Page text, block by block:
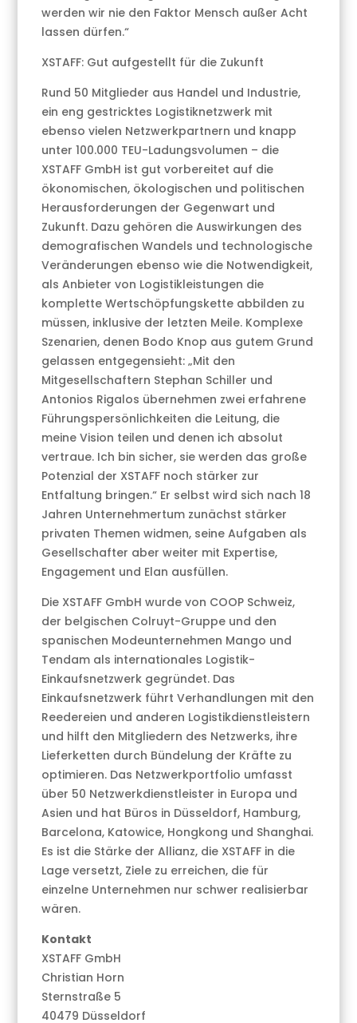
werden wir nie den Faktor Mensch außer Acht
lassen dürfen.“
XSTAFF: Gut aufgestellt für die Zukunft
Rund 50 Mitglieder aus Handel und Industrie,
ein eng gestricktes Logistiknetzwerk mit
ebenso vielen Netzwerkpartnern und knapp
unter 100.000 TEU-Ladungsvolumen – die
XSTAFF GmbH ist gut vorbereitet auf die
ökonomischen, ökologischen und politischen
Herausforderungen der Gegenwart und
Zukunft. Dazu gehören die Auswirkungen des
demografischen Wandels und technologische
Veränderungen ebenso wie die Notwendigkeit,
als Anbieter von Logistikleistungen die
komplette Wertschöpfungskette abbilden zu
müssen, inklusive der letzten Meile. Komplexe
Szenarien, denen Bodo Knop aus gutem Grund
gelassen entgegensieht: „Mit den
Mitgesellschaftern Stephan Schiller und
Antonios Rigalos übernehmen zwei erfahrene
Führungspersönlichkeiten die Leitung, die
meine Vision teilen und denen ich absolut
vertraue. Ich bin sicher, sie werden das große
Potenzial der XSTAFF noch stärker zur
Entfaltung bringen.“ Er selbst wird sich nach 18
Jahren Unternehmertum zunächst stärker
privaten Themen widmen, seine Aufgaben als
Gesellschafter aber weiter mit Expertise,
Engagement und Elan ausfüllen.
Die XSTAFF GmbH wurde von COOP Schweiz,
der belgischen Colruyt-Gruppe und den
spanischen Modeunternehmen Mango und
Tendam als internationales Logistik-
Einkaufsnetzwerk gegründet. Das
Einkaufsnetzwerk führt Verhandlungen mit den
Reedereien und anderen Logistikdienstleistern
und hilft den Mitgliedern des Netzwerks, ihre
Lieferketten durch Bündelung der Kräfte zu
optimieren. Das Netzwerkportfolio umfasst
über 50 Netzwerkdienstleister in Europa und
Asien und hat Büros in Düsseldorf, Hamburg,
Barcelona, Katowice, Hongkong und Shanghai.
Es ist die Stärke der Allianz, die XSTAFF in die
Lage versetzt, Ziele zu erreichen, die für
einzelne Unternehmen nur schwer realisierbar
wären.
Kontakt
XSTAFF GmbH
Christian Horn
Sternstraße 5
40479 Düsseldorf